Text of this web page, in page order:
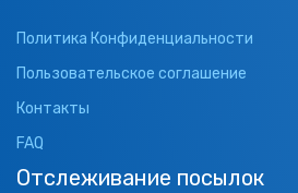
Политика Конфиденциальности
Пользовательское соглашение
Контакты
FAQ
Отслеживание посылок